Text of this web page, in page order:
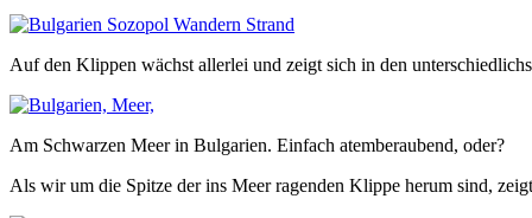
Auf den Klippen wächst allerlei und zeigt sich in den
Am Schwarzen Meer in Bulgarien. Einfach atemberaubend, oder?
Als wir um die Spitze der ins Meer ragenden Klippe herum sind,